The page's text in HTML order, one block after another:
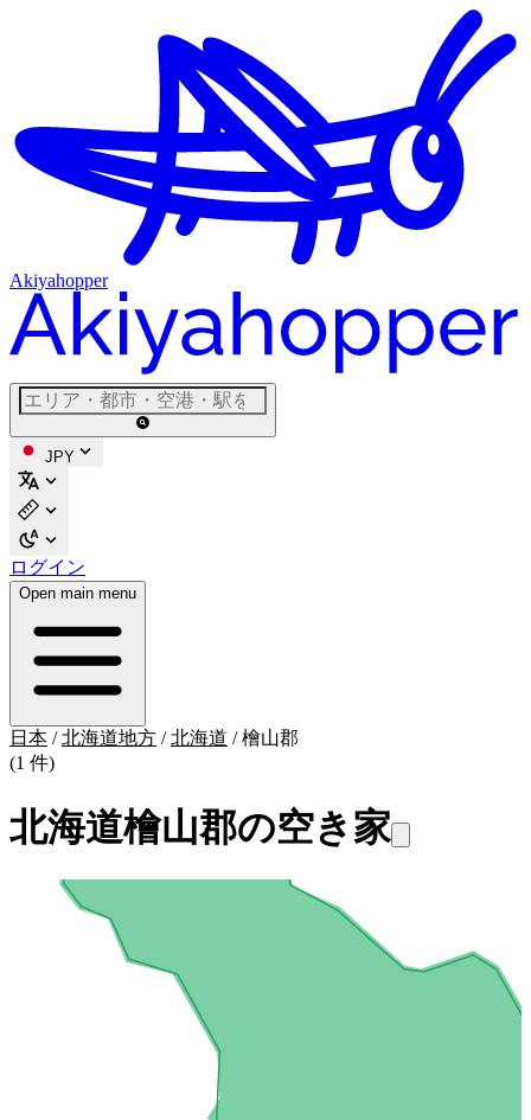
Akiyahopper
JPY
ログイン
Open main menu
日本 /北海道地方 /北海道 /檜山郡
(1 件)
北海道檜山郡の空き家